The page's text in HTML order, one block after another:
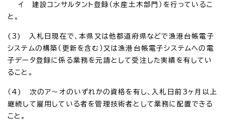
イ 建設コンサルタント登録（水産土木部門）を行っているこ
と。
(3) 入札日現在で、本県又は他都道府県などで漁港台帳電子
システムの構築（更新を含む）又は漁港台帳電子システムへの電
子データ登録に係る業務を元請として受注した実績を有してい
ること。
（4) 次のア～オのいずれかの資格を有し、入札日前3ヶ月以上
継続して雇用している者を管理技術者として業務に配置できる
こと。